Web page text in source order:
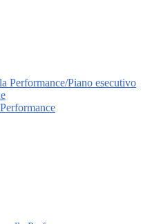
Performance/Piano esecutivo